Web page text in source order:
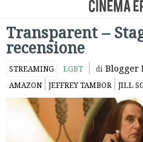
Transparent –
recensione
STREAMING LGBT di Blogger
AMAZON JEFFREY TAMBOR JILL